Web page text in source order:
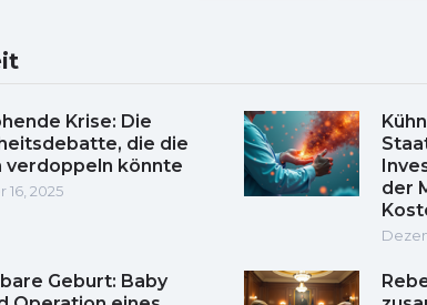
Krise: Die
die die
verdoppeln könnte
2025
der
Geburt: Baby